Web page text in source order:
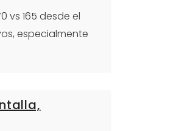
vs 165 desde el
especialmente